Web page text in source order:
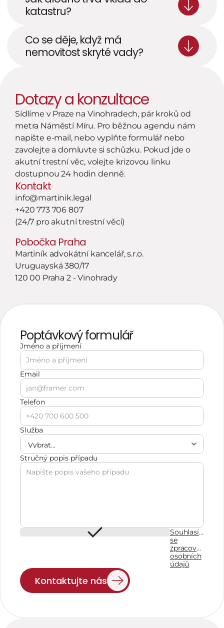
katastru?
Co se děje, když má
nemovitost skryté vady?
Dotazy a konzultace
Sídlíme v Praze na Vinohradech, pár kroků od
metra Náměstí Míru. Pro běžnou agendu nám
napište e-mail, nebo vyplňte formulář nebo
zavolejte a domluvte si schůzku. Pokud jde o
akutní trestní věc, volejte krizovou linku
dostupnou 24 hodin denně.
Kontakt
info@martinik.legal
+420 773 706 807
(24/7 pro akutní trestní věci)
Pobočka Praha
Martiník advokátní kancelář, s.r.o.
Uruguayská 380/17
120 00 Praha 2 - Vinohrady
Poptávkový formulář
Jméno a příjmení
Email
Telefon
Služba
Stručný popis případu
Souhlasím
se
zpracováním
osobních
údajů
Kontaktujte nás